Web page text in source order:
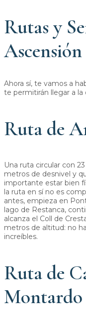
Rutas y
Ahora sí, te vamos a
te permitirán llegar a
Ruta de
Una ruta circular con
metros de desnivel y
importante estar bien
la ruta en sí no es
antes, empieza en
lago de Restanca,
alcanza el Coll de
metros de altitud: no
increíbles.
Ruta de
Montardo